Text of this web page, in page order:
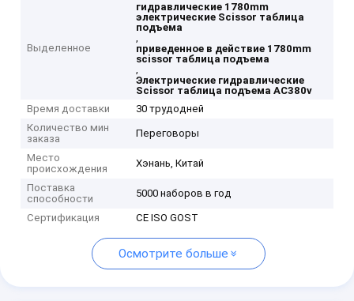
Выделенное
гидравлические 1780mm
электрические Scissor таблица
подъема
,
приведенное в действие 1780mm
scissor таблица подъема
,
Электрические гидравлические
Scissor таблица подъема AC380v
Время доставки
30 трудодней
Количество мин
заказа
Переговоры
Место
происхождения
Хэнань, Китай
Поставка
способности
5000 наборов в год
Сертификация CE ISO GOST
Осмотрите больше